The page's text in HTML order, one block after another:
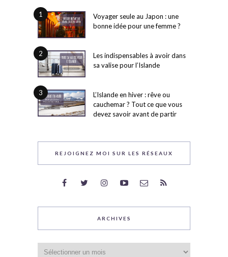
1
Voyager seule au Japon : une
bonne idée pour une femme ?
2
Les indispensables à avoir dans
sa valise pour l’Islande
3
L’Islande en hiver : rêve ou
cauchemar ? Tout ce que vous
devez savoir avant de partir
REJOIGNEZ MOI SUR LES RÉSEAUX
ARCHIVES